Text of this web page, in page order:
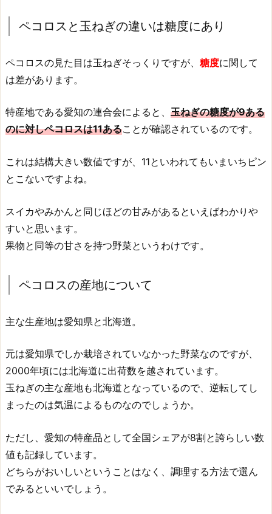
ペコロスと玉ねぎの違いは糖度にあり
ペコロスの見た目は玉ねぎそっくりですが、 糖度に関して
は差があります。
特産地である愛知の連合会によると、 玉ねぎの糖度が9ある
のに対しペコロスは11あることが確認されているのです。
これは結構大きい数値ですが、11といわれてもいまいちピン
とこないですよね。
スイカやみかんと同じほどの甘みがあるといえばわかりや
すいと思います。
果物と同等の甘さを持つ野菜というわけです。
ペコロスの産地について
主な生産地は愛知県と北海道。
元は愛知県でしか栽培されていなかった野菜なのですが、
2000年頃には北海道に出荷数を越されています。
玉ねぎの主な産地も北海道となっているので、逆転してし
まったのは気温によるものなのでしょうか。
ただし、愛知の特産品として全国シェアが8割と誇らしい数
値も記録しています。
どちらがおいしいということはなく、調理する方法で選ん
でみるといいでしょう。